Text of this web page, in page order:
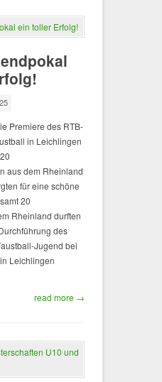
Premiere des RTB-
in Leichlingen
aus dem Rheinland
für eine schöne
20
Rheinland durften
des
Jugend bei
Leichlingen
read more →